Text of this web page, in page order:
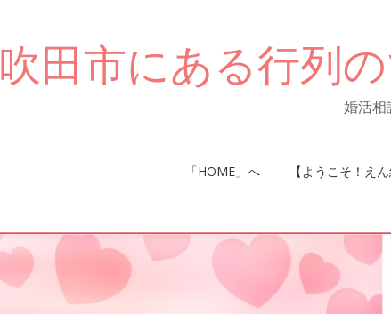
吹田市にある行列
婚活相
「HOME」へ 【ようこそ！え